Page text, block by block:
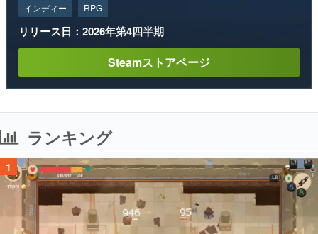
インディー RPG
リリース日：2026年第4四半期
Steamストアページ
ランキング
1